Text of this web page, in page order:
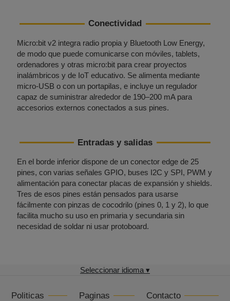
Conectividad
Micro:bit v2 integra radio propia y Bluetooth Low Energy,
de modo que puede comunicarse con móviles, tablets,
ordenadores y otras micro:bit para crear proyectos
inalámbricos y de IoT educativo. Se alimenta mediante
micro‑USB o con un portapilas, e incluye un regulador
capaz de suministrar alrededor de 190–200 mA para
accesorios externos conectados a sus pines.
Entradas y salidas
En el borde inferior dispone de un conector edge de 25
pines, con varias señales GPIO, buses I2C y SPI, PWM y
alimentación para conectar placas de expansión y shields.
Tres de esos pines están pensados para usarse
fácilmente con pinzas de cocodrilo (pines 0, 1 y 2), lo que
facilita mucho su uso en primaria y secundaria sin
necesidad de soldar ni usar protoboard.
Seleccionar idioma ▾
Politicas Paginas Contacto